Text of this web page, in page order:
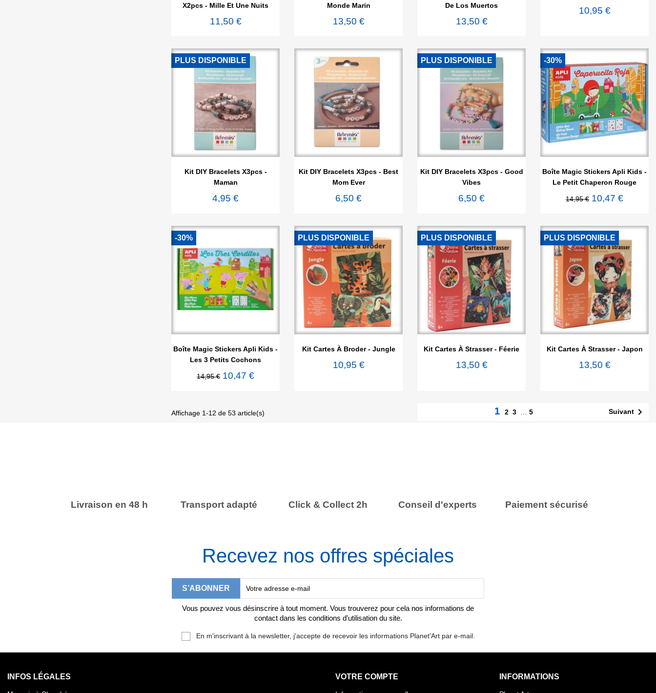
X2pcs - Mille Et Une Nuits
11,50 €
Monde Marin
13,50 €
De Los Muertos
13,50 €
10,95 €

Kit DIY Bracelets X3pcs -
Maman
4,95 €
PLUS DISPONIBLE

Kit DIY Bracelets X3pcs - Best
Mom Ever
6,50 €

Kit DIY Bracelets X3pcs - Good
Vibes
6,50 €
PLUS DISPONIBLE

Boîte Magic Stickers Apli Kids -
Le Petit Chaperon Rouge
14,95 € 10,47 €
-30%

Boîte Magic Stickers Apli Kids -
Les 3 Petits Cochons
14,95 € 10,47 €
-30%
 Aperçu rapide
Kit Cartes À Broder - Jungle
10,95 €
PLUS DISPONIBLE
 Aperçu rapide
Kit Cartes À Strasser - Féerie
13,50 €
PLUS DISPONIBLE
 Aperçu rapide
Kit Cartes À Strasser - Japon
13,50 €
PLUS DISPONIBLE
Affichage 1-12 de 53 article(s) 123 5 Suivant
Livraison en 48 h Transport adapté Click & Collect 2h Conseil d'experts Paiement sécurisé
Recevez nos offres spéciales
Vous pouvez vous désinscrire à tout moment. Vous trouverez pour cela nos informations de
contact dans les conditions d'utilisation du site.
En m'inscrivant à la newsletter, j'accepte de recevoir les informations Planet'Art par e-mail.
INFOS LÉGALES VOTRE COMPTE INFORMATIONS